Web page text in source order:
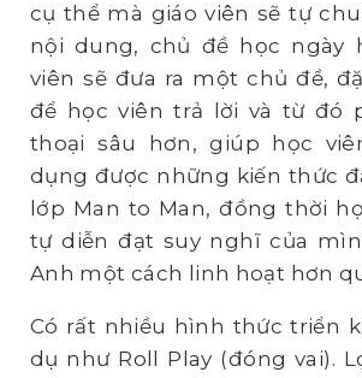
cụ thể mà giáo viên sẽ tự
nội dung, chủ đề học ngày
viên sẽ đưa ra một chủ đề,
để học viên trả lời và từ đó
thoại sâu hơn, giúp học
dụng được những kiến thức
lớp Man to Man, đồng thời
tự diễn đạt suy nghĩ của
Anh một cách linh hoạt hơn
Có rất nhiều hình thức triển
dụ như Roll Play (đóng vai).